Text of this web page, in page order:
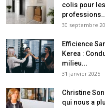
colis pour les
30 septembre
Efficience
Kerea :
milieu...
31 janvier 2025
Christine
qui nous a